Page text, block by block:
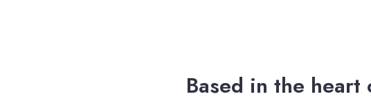
Based in the heart